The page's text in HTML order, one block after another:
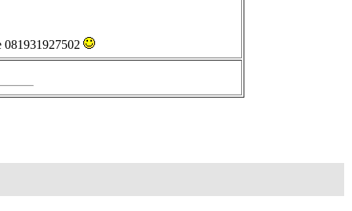
081931927502